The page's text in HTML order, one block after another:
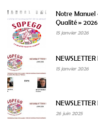
Notre Manuel
Qualité » 2026
15 janvier 2026
15 janvier 2026
26 juin 2025